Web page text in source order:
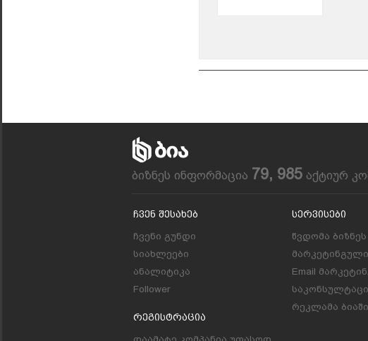
ბიზნეს ინფორმაცია 79, 985 აქტიურ
Ჩვენ Შესახებ
ჩვენი გუნდი
სიახლეები
ანალიტიკა
Follower
Რეგისტრაცია
Სერვისები
წვდომა
Email
რეკლამა ბიაში